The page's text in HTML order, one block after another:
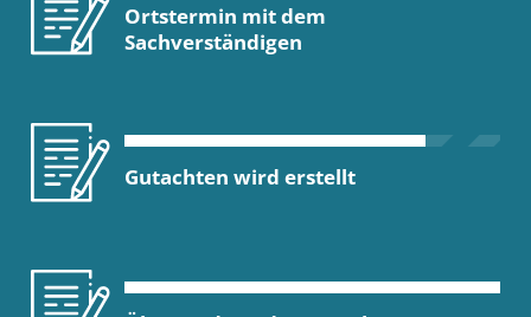
Ortstermin mit dem
Sachverständigen
Gutachten wird erstellt